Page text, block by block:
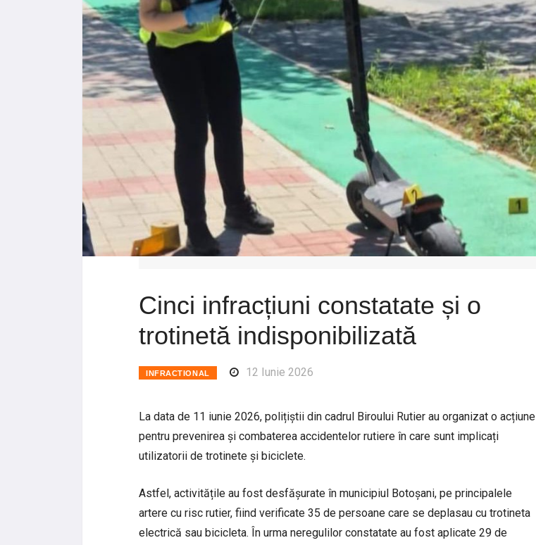
Cinci infracțiuni constatate și o
trotinetă indisponibilizată
INFRACTIONAL 12 Iunie 2026
La data de 11 iunie 2026, polițiștii din cadrul Biroului Rutier au organizat o acțiune
pentru prevenirea și combaterea accidentelor rutiere în care sunt implicați
utilizatorii de trotinete și biciclete.
Astfel, activitățile au fost desfășurate în municipiul Botoșani, pe principalele
artere cu risc rutier, fiind verificate 35 de persoane care se deplasau cu trotineta
electrică sau bicicleta. În urma neregulilor constatate au fost aplicate 29 de